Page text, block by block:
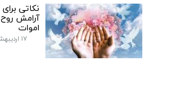
نکاتی برای
آرامش روح
اموات
۱۷ اردیبهشت ۰۱